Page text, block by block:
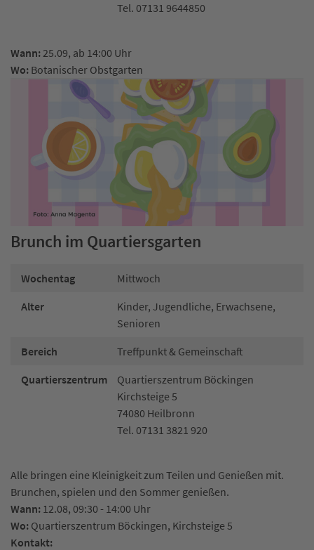
Tel. 07131 9644850
Wann:25.09, ab 14:00 Uhr
Wo: Botanischer Obstgarten
Brunch im Quartiersgarten
Wochentag
Mittwoch
Alter
Kinder, Jugendliche, Erwachsene,
Senioren
Bereich
Treffpunkt & Gemeinschaft
Quartierszentrum
Quartierszentrum Böckingen
Kirchsteige 5
74080 Heilbronn
Tel. 07131 3821 920
Alle bringen eine Kleinigkeit zum Teilen und Genießen mit.
Brunchen, spielen und den Sommer genießen.
Wann: 12.08, 09:30 - 14:00 Uhr
Wo: Quartierszentrum Böckingen, Kirchsteige 5
Kontakt: